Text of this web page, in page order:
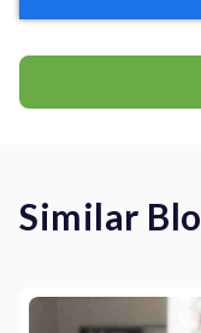
Similar